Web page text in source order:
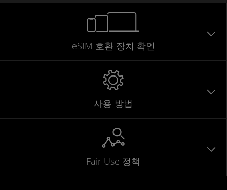
eSIM 호환 장치 확인
사용 방법
Fair Use 정책